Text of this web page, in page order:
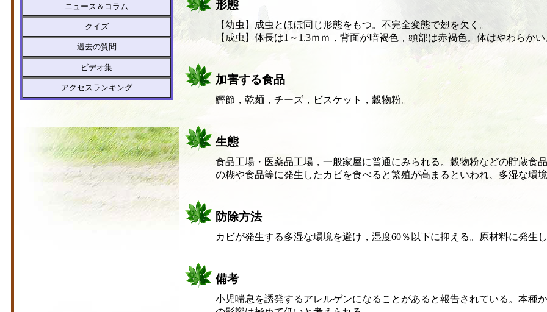
ニュース＆コラム
クイズ
過去の質問
ビデオ集
アクセスランキング
形態
【幼虫】成虫とほぼ同じ形態をもつ。不完全変態で翅を欠く。
【成虫】体長は1～1.3ｍｍ，背面が暗褐色，頭部は赤褐色。体はやわらか
加害する食品
鰹節，乾麺，チーズ，ビスケット，穀物粉。
生態
食品工場・医薬品工場，一般家屋に普通にみられる。穀物粉などの貯蔵食
の糊や食品等に発生したカビを食べると繁殖が高まるといわれ、多湿な環
防除方法
カビが発生する多湿な環境を避け，湿度60％以下に抑える。原材料に発生
備考
小児喘息を誘発するアレルゲンになることがあると報告されている。本種